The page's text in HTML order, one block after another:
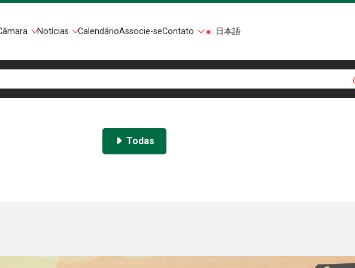
Notícias CalendárioAssocie-seContato 日本語
Todas